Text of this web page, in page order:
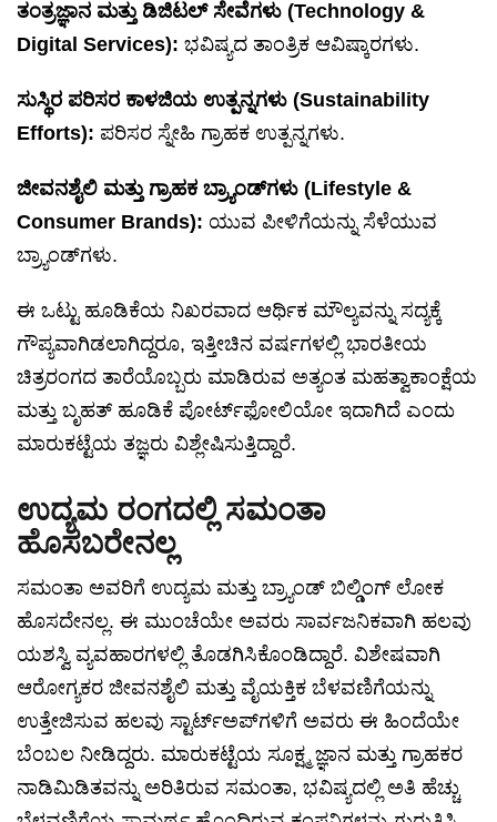
ತಂತ್ರಜ್ಞಾನ ಮತ್ತು ಡಿಜಿಟಲ್ ಸೇವೆಗಳು (Technology &
Digital Services): ಭವಿಷ್ಯದ ತಾಂತ್ರಿಕ ಆವಿಷ್ಕಾರಗಳು.
ಸುಸ್ಥಿರ ಪರಿಸರ ಕಾಳಜಿಯ ಉತ್ಪನ್ನಗಳು (Sustainability
Efforts): ಪರಿಸರ ಸ್ನೇಹಿ ಗ್ರಾಹಕ ಉತ್ಪನ್ನಗಳು.
ಜೀವನಶೈಲಿ ಮತ್ತು ಗ್ರಾಹಕ ಬ್ರ್ಯಾಂಡ್‌ಗಳು (Lifestyle &
Consumer Brands): ಯುವ ಪೀಳಿಗೆಯನ್ನು ಸೆಳೆಯುವ
ಬ್ರ್ಯಾಂಡ್‌ಗಳು.
ಈ ಒಟ್ಟು ಹೂಡಿಕೆಯ ನಿಖರವಾದ ಆರ್ಥಿಕ ಮೌಲ್ಯವನ್ನು ಸದ್ಯಕ್ಕೆ
ಗೌಪ್ಯವಾಗಿಡಲಾಗಿದ್ದರೂ, ಇತ್ತೀಚಿನ ವರ್ಷಗಳಲ್ಲಿ ಭಾರತೀಯ
ಚಿತ್ರರಂಗದ ತಾರೆಯೊಬ್ಬರು ಮಾಡಿರುವ ಅತ್ಯಂತ ಮಹತ್ವಾಕಾಂಕ್ಷೆಯ
ಮತ್ತು ಬೃಹತ್ ಹೂಡಿಕೆ ಪೋರ್ಟ್‌ಫೋಲಿಯೋ ಇದಾಗಿದೆ ಎಂದು
ಮಾರುಕಟ್ಟೆಯ ತಜ್ಞರು ವಿಶ್ಲೇಷಿಸುತ್ತಿದ್ದಾರೆ.
ಉದ್ಯಮ ರಂಗದಲ್ಲಿ ಸಮಂತಾ
ಹೊಸಬರೇನಲ್ಲ
ಸಮಂತಾ ಅವರಿಗೆ ಉದ್ಯಮ ಮತ್ತು ಬ್ರ್ಯಾಂಡ್ ಬಿಲ್ಡಿಂಗ್ ಲೋಕ
ಹೊಸದೇನಲ್ಲ. ಈ ಮುಂಚೆಯೇ ಅವರು ಸಾರ್ವಜನಿಕವಾಗಿ ಹಲವು
ಯಶಸ್ವಿ ವ್ಯವಹಾರಗಳಲ್ಲಿ ತೊಡಗಿಸಿಕೊಂಡಿದ್ದಾರೆ. ವಿಶೇಷವಾಗಿ
ಆರೋಗ್ಯಕರ ಜೀವನಶೈಲಿ ಮತ್ತು ವೈಯಕ್ತಿಕ ಬೆಳವಣಿಗೆಯನ್ನು
ಉತ್ತೇಜಿಸುವ ಹಲವು ಸ್ಟಾರ್ಟ್‌ಅಪ್‌ಗಳಿಗೆ ಅವರು ಈ ಹಿಂದೆಯೇ
ಬೆಂಬಲ ನೀಡಿದ್ದರು. ಮಾರುಕಟ್ಟೆಯ ಸೂಕ್ಷ್ಮ ಜ್ಞಾನ ಮತ್ತು ಗ್ರಾಹಕರ
ನಾಡಿಮಿಡಿತವನ್ನು ಅರಿತಿರುವ ಸಮಂತಾ, ಭವಿಷ್ಯದಲ್ಲಿ ಅತಿ ಹೆಚ್ಚು